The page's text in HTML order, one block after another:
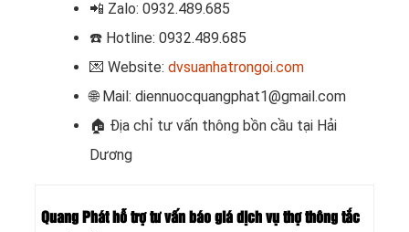
📲 Zalo: 0932.489.685
☎️ Hotline: 0932.489.685
💌 Website: dvsuanhatrongoi.com
🌐 Mail: diennuocquangphat1@gmail.com
🏠 Địa chỉ tư vấn thông bồn cầu tại Hải
Dương
Quang Phát hỗ trợ tư vấn báo giá dịch vụ thợ thông tắc